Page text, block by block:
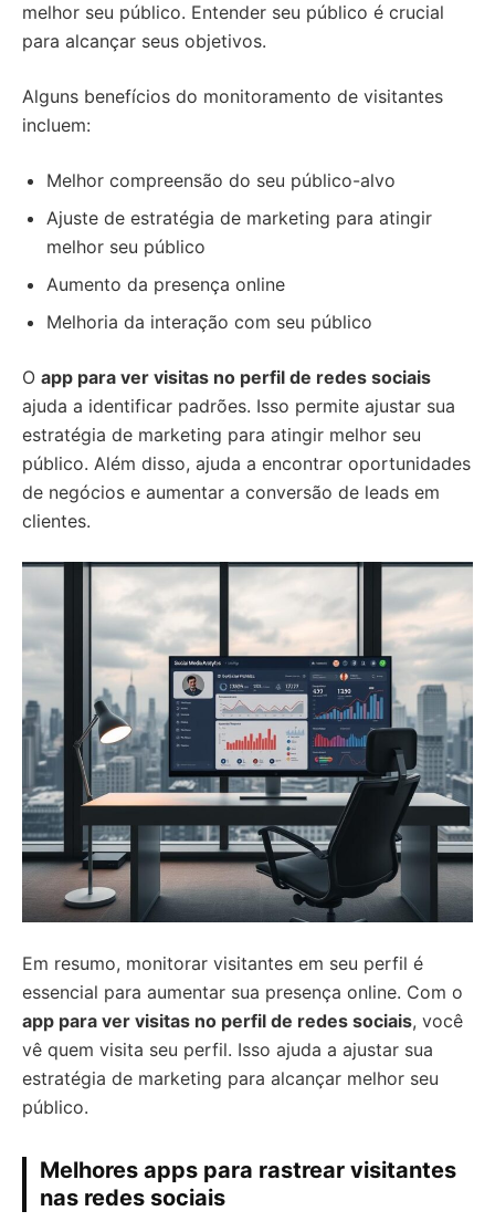
melhor seu público. Entender seu público é crucial
para alcançar seus objetivos.
Alguns benefícios do monitoramento de visitantes
incluem:
Melhor compreensão do seu público-alvo
Ajuste de estratégia de marketing para atingir
melhor seu público
Aumento da presença online
Melhoria da interação com seu público
O app para ver visitas no perfil de redes sociais
ajuda a identificar padrões. Isso permite ajustar sua
estratégia de marketing para atingir melhor seu
público. Além disso, ajuda a encontrar oportunidades
de negócios e aumentar a conversão de leads em
clientes.
Em resumo, monitorar visitantes em seu perfil é
essencial para aumentar sua presença online. Com o
app para ver visitas no perfil de redes sociais, você
vê quem visita seu perfil. Isso ajuda a ajustar sua
estratégia de marketing para alcançar melhor seu
público.
Melhores apps para rastrear visitantes
nas redes sociais